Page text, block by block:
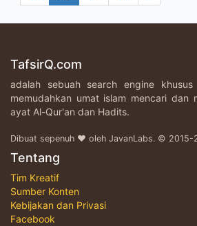
TafsirQ.com
adalah sebuah search engine
memudahkan umat islam mencari dan
ayat Al-Qur'an dan Hadits.
Dibuat sepenuh ♥ oleh JavanLabs. © 2015-
Tentang
Tim Kreatif
Sumber Konten
Kebijakan dan Privasi
Facebook